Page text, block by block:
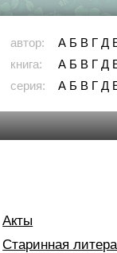
автор: А Б В Г Д
книга:
А Б В Г Д
серия:
А Б В Г Д
Акты
Старинная